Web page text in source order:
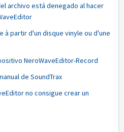
archivo está denegado al hacer
à partir d'un disque vinyle ou d'une
NeroWaveEditor-Record
de SoundTrax
no consigue crear un